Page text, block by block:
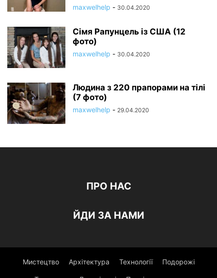
maxwelhelp - 30.04.2020
Сімя Рапунцель із США (12
фото)
maxwelhelp - 30.04.2020
Людина з 220 прапорами на тілі
(7 фото)
maxwelhelp - 29.04.2020
ПРО НАС
ЙДИ ЗА НАМИ
Мистецтво Архітектура Технології Подорожі